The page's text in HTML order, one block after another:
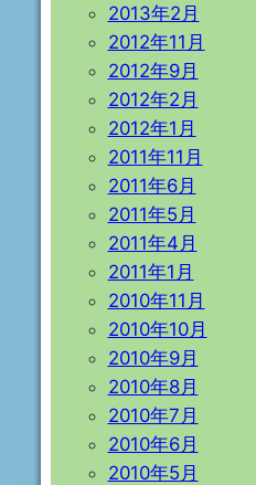
2013年2月
2012年11月
2012年9月
2012年2月
2012年1月
2011年11月
2011年6月
2011年5月
2011年4月
2011年1月
2010年11月
2010年10月
2010年9月
2010年8月
2010年7月
2010年6月
2010年5月